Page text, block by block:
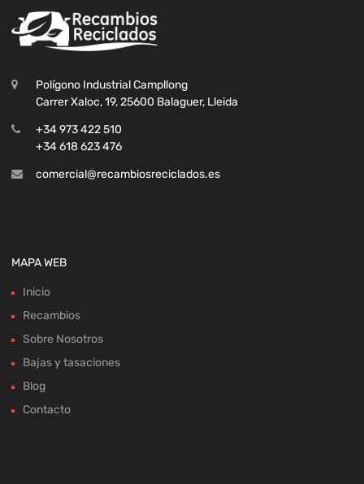
Polígono Industrial Campllong
Carrer Xaloc, 19, 25600 Balaguer, Lleida
+34 973 422 510
+34 618 623 476
comercial@recambiosreciclados.es
MAPA WEB
Inicio
Recambios
Sobre Nosotros
Bajas y tasaciones
Blog
Contacto